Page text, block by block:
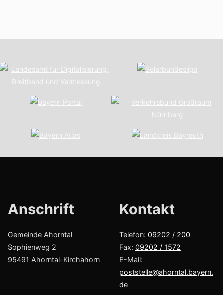
Anschrift
Gemeinde Ahorntal
Sophienweg 2
95491 Ahorntal-Kirchahorn
Kont­akt
Telefon: 09202 / 200
Fax: 09202 / 1572
E-Mail:
poststelle@ahorntal.bayern.
de